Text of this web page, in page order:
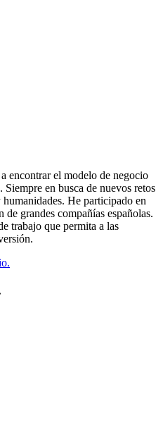
encontrar el modelo de negocio
en busca de nuevos retos
He participado en
grandes compañías españolas.
trabajo que permita a las